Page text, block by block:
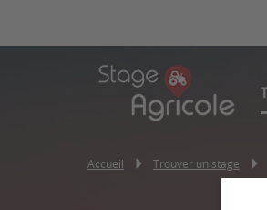
Accueil Trouver un stage